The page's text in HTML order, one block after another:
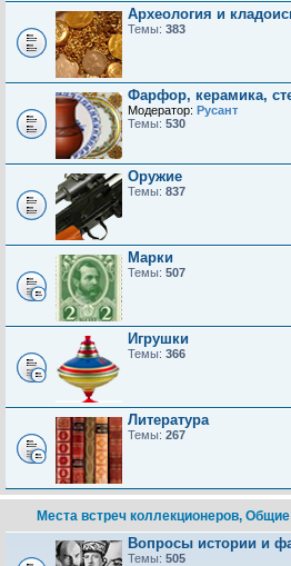
Археология и
Темы: 383
Фарфор, керамика,
Модератор: Русант
Темы: 530
Оружие
Темы: 837
Марки
Темы: 507
Игрушки
Темы: 366
Литература
Темы: 267
Места встреч коллекционеров,
Вопросы истории и
Темы: 505